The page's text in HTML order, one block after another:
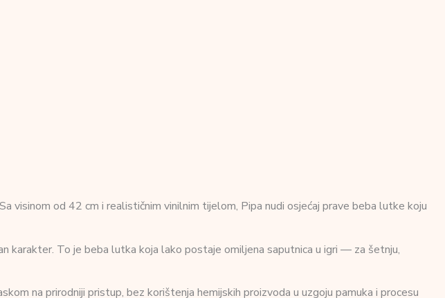
visinom od 42 cm i realističnim vinilnim tijelom, Pipa nudi osjećaj prave beba lutke koju
karakter. To je beba lutka koja lako postaje omiljena saputnica u igri — za šetnju,
na prirodniji pristup, bez korištenja hemijskih proizvoda u uzgoju pamuka i procesu